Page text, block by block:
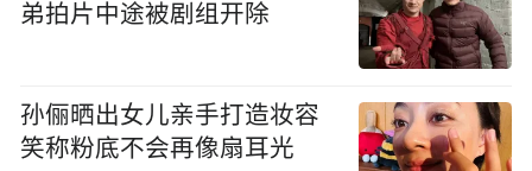
弟拍片中途被剧组开除
孙俪晒出女儿亲手打造妆容
笑称粉底不会再像扇耳光